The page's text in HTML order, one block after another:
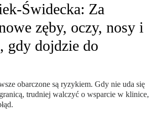
Świdecka: Za
zęby, oczy, nosy i
gdy dojdzie do
obarczone są ryzykiem. Gdy nie uda się
trudniej walczyć o wsparcie w klinice,